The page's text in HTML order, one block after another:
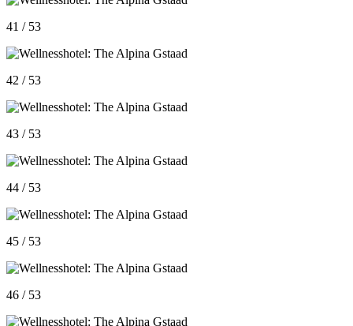
41 / 53
42 / 53
43 / 53
44 / 53
45 / 53
46 / 53